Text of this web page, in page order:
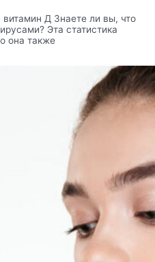
Д Знаете ли вы, что
Эта статистика
она также